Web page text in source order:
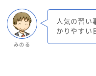
みのる
人気の習い
かりやすい